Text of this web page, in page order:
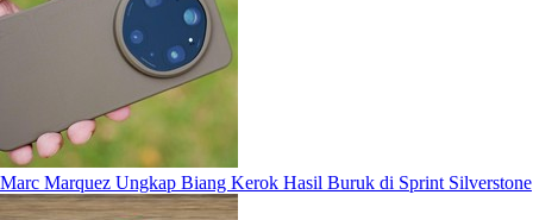
Marc Marquez Ungkap Biang Kerok Hasil Buruk di Sprint Silverstone